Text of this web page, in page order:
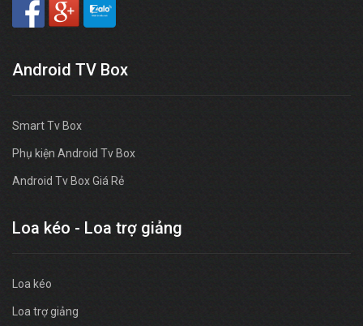
Android TV Box
Smart Tv Box
Phụ kiện Android Tv Box
Android Tv Box Giá Rẻ
Loa kéo - Loa trợ giảng
Loa kéo
Loa trợ giảng